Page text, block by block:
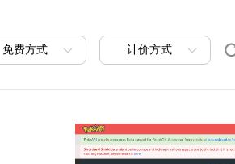
免费方式 计价方式